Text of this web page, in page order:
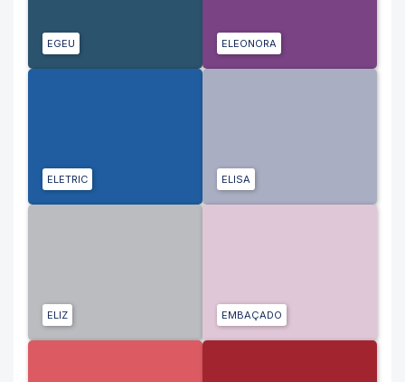
EGEU ELEONORA
ELETRIC ELISA
ELIZ EMBAÇADO